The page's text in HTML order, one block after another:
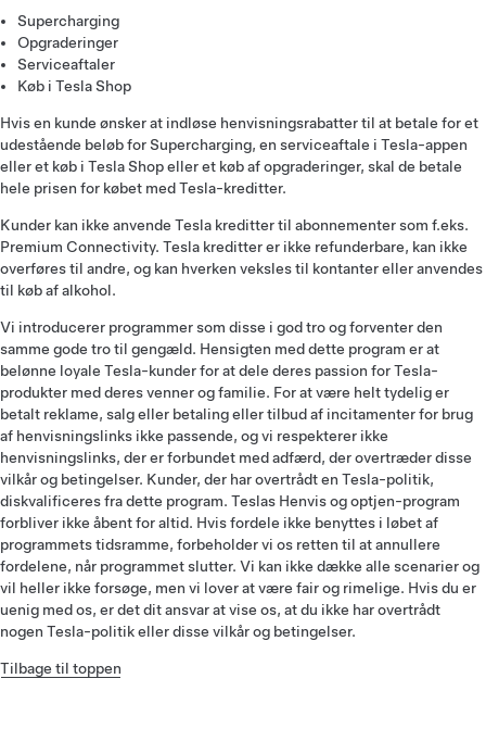
Supercharging
Opgraderinger
Serviceaftaler
Køb i Tesla Shop
Hvis en kunde ønsker at indløse henvisningsrabatter til at betale for et
udestående beløb for Supercharging, en serviceaftale i Tesla-appen
eller et køb i Tesla Shop eller et køb af opgraderinger, skal de betale
hele prisen for købet med Tesla-kreditter.
Kunder kan ikke anvende Tesla kreditter til abonnementer som f.eks.
Premium Connectivity. Tesla kreditter er ikke refunderbare, kan ikke
overføres til andre, og kan hverken veksles til kontanter eller anvendes
til køb af alkohol.
Vi introducerer programmer som disse i god tro og forventer den
samme gode tro til gengæld. Hensigten med dette program er at
belønne loyale Tesla-kunder for at dele deres passion for Tesla-
produkter med deres venner og familie. For at være helt tydelig er
betalt reklame, salg eller betaling eller tilbud af incitamenter for brug
af henvisningslinks ikke passende, og vi respekterer ikke
henvisningslinks, der er forbundet med adfærd, der overtræder disse
vilkår og betingelser. Kunder, der har overtrådt en Tesla-politik,
diskvalificeres fra dette program. Teslas Henvis og optjen-program
forbliver ikke åbent for altid. Hvis fordele ikke benyttes i løbet af
programmets tidsramme, forbeholder vi os retten til at annullere
fordelene, når programmet slutter. Vi kan ikke dække alle scenarier og
vil heller ikke forsøge, men vi lover at være fair og rimelige. Hvis du er
uenig med os, er det dit ansvar at vise os, at du ikke har overtrådt
nogen Tesla-politik eller disse vilkår og betingelser.
Tilbage til toppen